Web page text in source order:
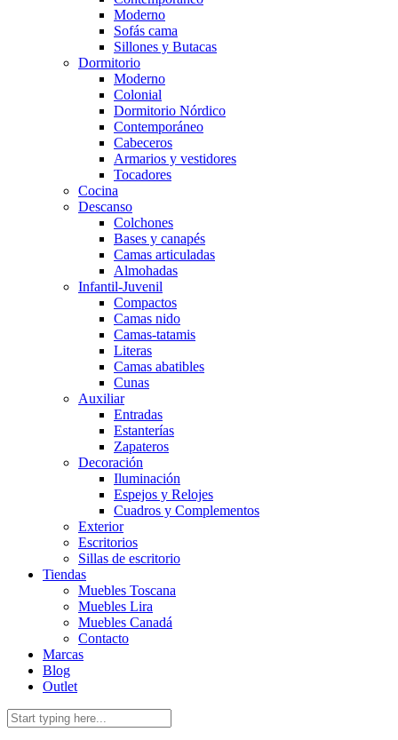
Moderno
Sofás cama
Sillones y Butacas
Dormitorio
Moderno
Colonial
Dormitorio Nórdico
Contemporáneo
Cabeceros
Armarios y vestidores
Tocadores
Cocina
Descanso
Colchones
Bases y canapés
Camas articuladas
Almohadas
Infantil-Juvenil
Compactos
Camas nido
Camas-tatamis
Literas
Camas abatibles
Cunas
Auxiliar
Entradas
Estanterías
Zapateros
Decoración
Iluminación
Espejos y Relojes
Cuadros y Complementos
Exterior
Escritorios
Sillas de escritorio
Tiendas
Muebles Toscana
Muebles Lira
Muebles Canadá
Contacto
Marcas
Blog
Outlet